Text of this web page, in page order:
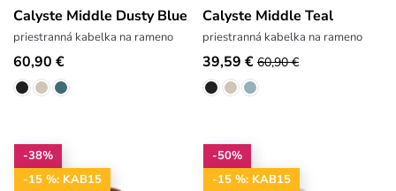
Calyste Middle Dusty Blue
priestranná kabelka na rameno
60,90 €
Calyste Middle Teal
priestranná kabelka na rameno
39,59 € 60,90 €
-38%
-15 %: KAB15
-50%
-15 %: KAB15